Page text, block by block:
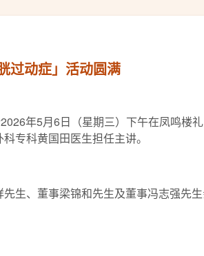
过动症」活动圆满
年5月6日（星期三）下午在凤鸣楼
专科黄国田医生担任主讲。
生、董事梁锦和先生及董事冯志强先